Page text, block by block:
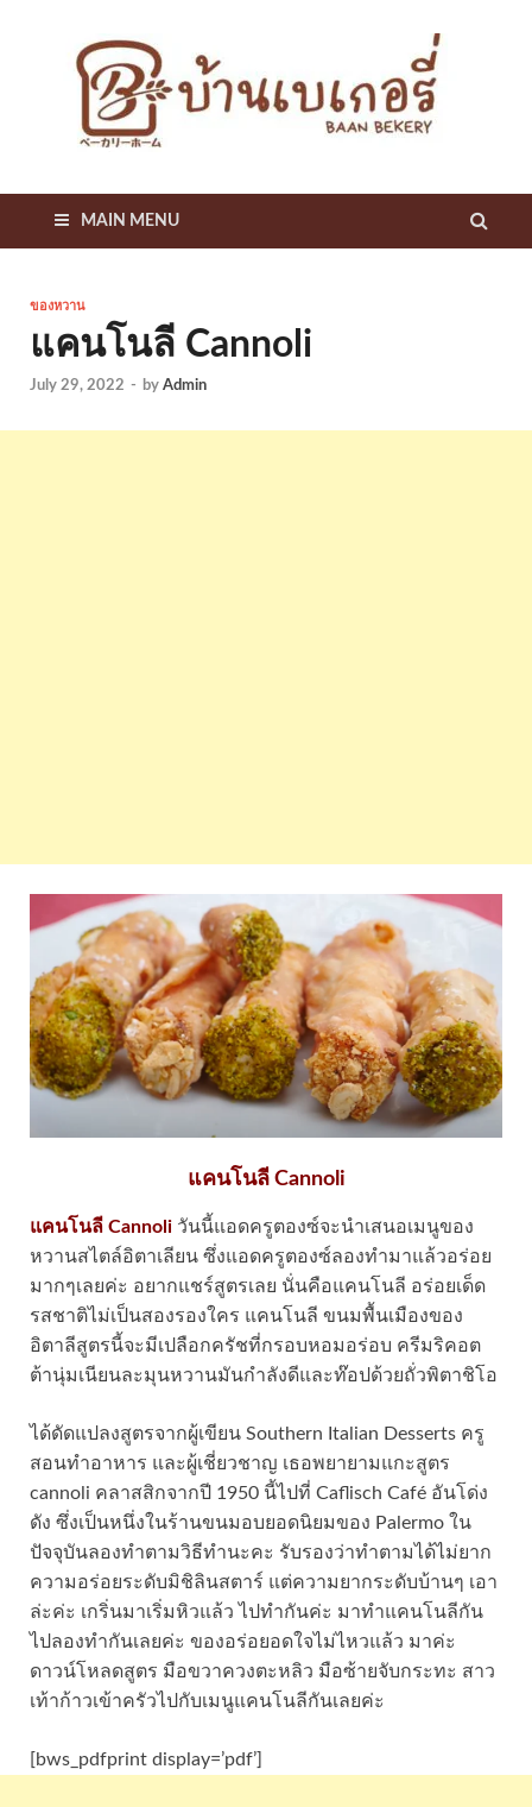
ลับ
MAIN MENU
ของหวาน
แคนโนลี Cannoli
July 29, 2022 - by Admin
แคนโนลี Cannoli
แคนโนลี Cannoli วันนี้แอดครูตองซ์จะนำเสนอเมนูของ
หวานสไตล์อิตาเลียน ซึ่งแอดครูตองซ์ลองทำมาแล้วอร่อย
มากๆเลยค่ะ อยากแชร์สูตรเลย นั่นคือแคนโนลี อร่อยเด็ด
รสชาติไม่เป็นสองรองใคร แคนโนลี ขนมพื้นเมืองของ
อิตาลีสูตรนี้จะมีเปลือกครัชที่กรอบหอมอร่อบ ครีมริคอต
ต้านุ่มเนียนละมุนหวานมันกำลังดีและท๊อปด้วยถั่วพิตาชิโอ
ได้ดัดแปลงสูตรจากผู้เขียน Southern Italian Desserts ครู
สอนทำอาหาร และผู้เชี่ยวชาญ เธอพยายามแกะสูตร
cannoli คลาสสิกจากปี 1950 นี้ไปที่ Caflisch Café อันโด่ง
ดัง ซึ่งเป็นหนึ่งในร้านขนมอบยอดนิยมของ Palermo ใน
ปัจจุบันลองทำตามวิธีทำนะคะ รับรองว่าทำตามได้ไม่ยาก
ความอร่อยระดับมิชิลินสตาร์ แต่ความยากระดับบ้านๆ เอา
ล่ะค่ะ เกริ่นมาเริ่มหิวแล้ว ไปทำกันค่ะ มาทำแคนโนลีกัน
ไปลองทำกันเลยค่ะ ของอร่อยอดใจไม่ไหวแล้ว มาค่ะ
ดาวน์โหลดสูตร มือขวาควงตะหลิว มือซ้ายจับกระทะ สาว
เท้าก้าวเข้าครัวไปกับเมนูแคนโนลีกันเลยค่ะ
[bws_pdfprint display=’pdf’]